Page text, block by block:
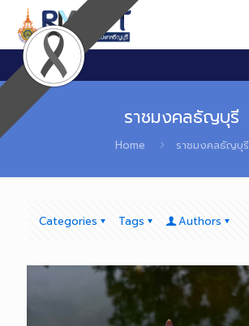
ราชมงคลธัญบุรี
Home ราชมงคลธัญบุรี
Categories Tags Authors